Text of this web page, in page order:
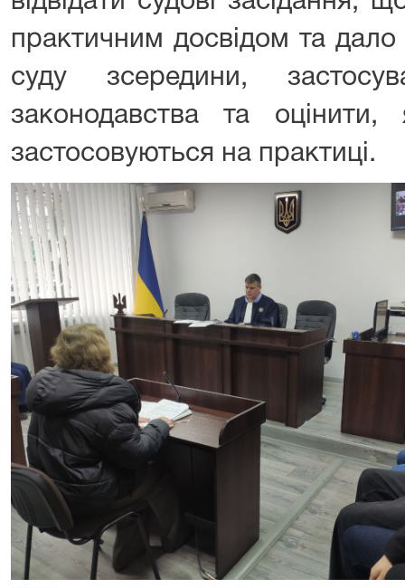
практичним досвідом та
суду зсередини,
законодавства та оцінити,
застосовуються на практиці.